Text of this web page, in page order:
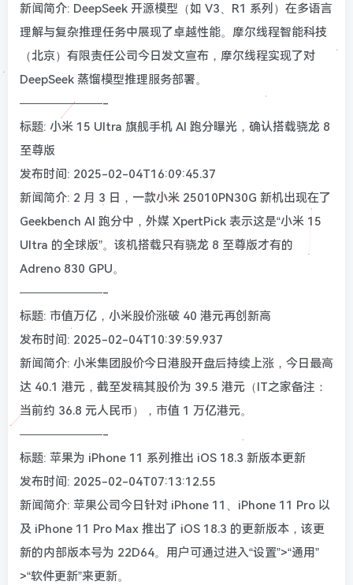
新闻简介: DeepSeek 开源模型（如 V3、R1 系列）在多语言
理解与复杂推理任务中展现了卓越性能。摩尔线程智能科技
（北京）有限责任公司今日发文宣布，摩尔线程实现了对
DeepSeek 蒸馏模型推理服务部署。
———————-
标题: 小米 15 Ultra 旗舰手机 AI 跑分曝光，确认搭载骁龙 8
至尊版
发布时间: 2025-02-04T16:09:45.37
新闻简介: 2 月 3 日，一款小米 25010PN30G 新机出现在了
Geekbench AI 跑分中，外媒 XpertPick 表示这是“小米 15
Ultra 的全球版”。该机搭载只有骁龙 8 至尊版才有的
Adreno 830 GPU。
———————-
标题: 市值万亿，小米股价涨破 40 港元再创新高
发布时间: 2025-02-04T10:39:59.937
新闻简介: 小米集团股价今日港股开盘后持续上涨，今日最高
达 40.1 港元，截至发稿其股价为 39.5 港元（IT之家备注：
当前约 36.8 元人民币），市值 1 万亿港元。
———————-
标题: 苹果为 iPhone 11 系列推出 iOS 18.3 新版本更新
发布时间: 2025-02-04T07:13:12.55
新闻简介: 苹果公司今日针对 iPhone 11、iPhone 11 Pro 以
及 iPhone 11 Pro Max 推出了 iOS 18.3 的更新版本，该更
新的内部版本号为 22D64。用户可通过进入“设置”>“通用”
>“软件更新”来更新。